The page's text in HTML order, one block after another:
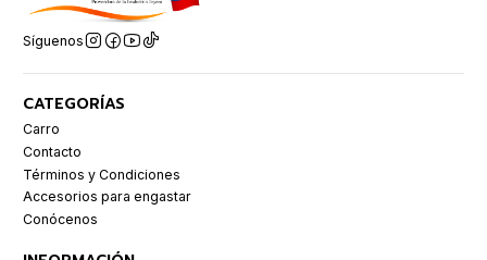
Síguenos
CATEGORÍAS
Carro
Contacto
Términos y Condiciones
Accesorios para engastar
Conócenos